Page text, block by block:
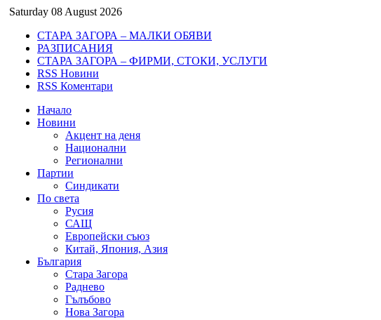
Saturday 08 August 2026
СТАРА ЗАГОРА – МАЛКИ ОБЯВИ
РАЗПИСАНИЯ
СТАРА ЗАГОРА – ФИРМИ, СТОКИ, УСЛУГИ
RSS Новини
RSS Коментари
Начало
Новини
Акцент на деня
Национални
Регионални
Партии
Синдикати
По света
Русия
САЩ
Европейски съюз
Китай, Япония, Азия
България
Стара Загора
Раднево
Гълъбово
Нова Загора